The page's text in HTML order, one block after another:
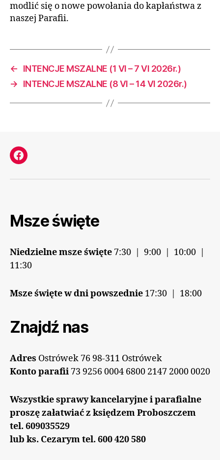
modlić się o nowe powołania do kapłaństwa z
naszej Parafii.
←
INTENCJE MSZALNE (1 VI – 7 VI 2026r.)
→
INTENCJE MSZALNE (8 VI – 14 VI 2026r.)
Facebook
Msze święte
Niedzielne msze święte 7:30 | 9:00 | 10:00 |
11:30
Msze święte w dni powszednie 17:30 | 18:00
Znajdź nas
Adres Ostrówek 76 98-311 Ostrówek
Konto parafii 73 9256 0004 6800 2147 2000 0020
Wszystkie sprawy kancelaryjne i parafialne
proszę załatwiać z księdzem Proboszczem
tel. 609035529
lub ks. Cezarym tel. 600 420 580